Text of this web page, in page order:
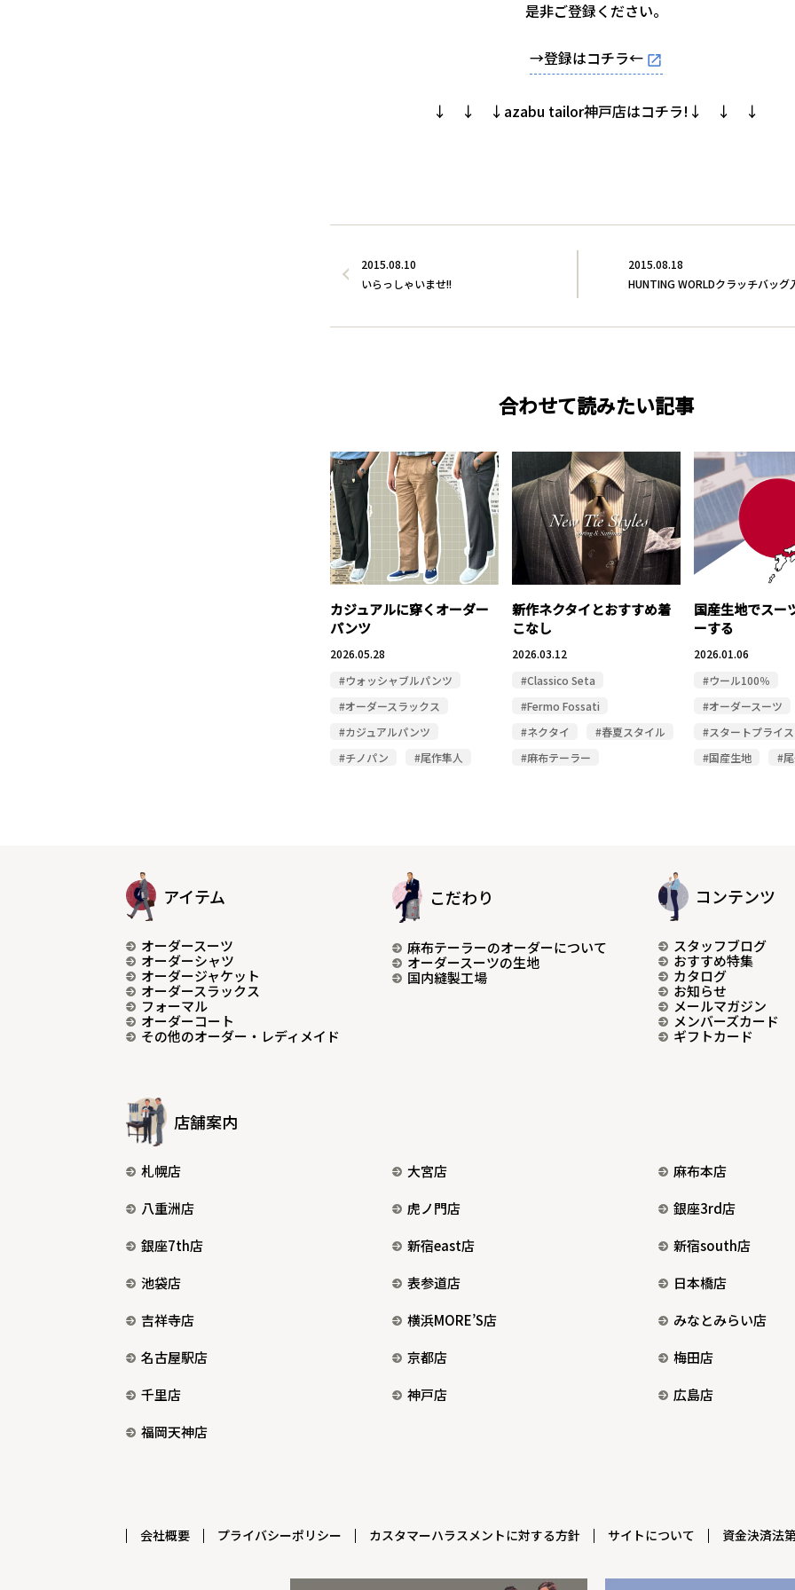
是非ご登録ください。
→登録はコチラ←
↓ ↓ ↓azabu tailor神戸店はコチラ!↓ ↓ ↓
2015.08.18
HUNTING WORLDクラッチバッグ
2015.08.10
いらっしゃいませ!!
合わせて読みたい記事
カジュアルに穿くオーダー
パンツ
2026.05.28
#ウォッシャブルパンツ
#オーダースラックス
#カジュアルパンツ
#チノパン
#尾作隼人
新作ネクタイとおすすめ着
こなし
2026.03.12
#Classico Seta
#Fermo Fossati
#ネクタイ
#春夏スタイル
#麻布テーラー
国産生地でスー
ーする
2026.01.06
#ウール100％
#オーダースーツ
#スタートプライス
#国産生地
#
アイテム
オーダースーツ
オーダーシャツ
オーダージャケット
オーダースラックス
フォーマル
オーダーコート
その他のオーダー・レディメイド
こだわり
麻布テーラーのオーダーについて
オーダースーツの生地
国内縫製工場
コンテンツ
スタッフブログ
おすすめ特集
カタログ
お知らせ
メールマガジン
メンバーズカード
ギフトカード
店舗案内
札幌店 大宮店
麻布本店
八重洲店
虎ノ門店
銀座3rd店
銀座7th店
新宿east店
新宿south店
池袋店
表参道店
日本橋店
吉祥寺店
横浜MORE’S店
みなとみらい店
名古屋駅店
京都店
梅田店
千里店
神戸店
広島店
福岡天神店
会社概要 プライバシーポリシー カスタマーハラスメントに対する方針 サイトについて 資金決済法